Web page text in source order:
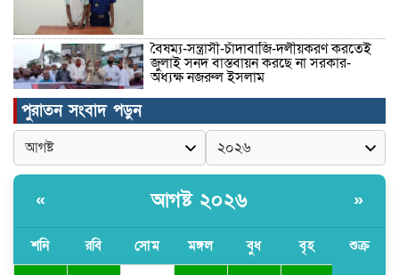
বৈষম্য-সন্ত্রাসী-চাঁদাবাজি-দলীয়করণ করতেই
জুলাই সনদ বাস্তবায়ন করছে না সরকার-
অধ্যক্ষ নজরুল ইসলাম
ঠাকুরগাঁওয়ে ইজিবাইক চোরচক্রের ৩ সদস্য
গ্রেপ্তার, বিপুল পরিমাণ যন্ত্রাংশ উদ্ধার ‎
মুন্সীগঞ্জের টংগীবাড়ীতে ৭ ফুট ৬ ইঞ্চি উচ্চতার
পুরাতন সংবাদ পড়ুন
« আগষ্ট ২০২৬ »
শনি রবি সোম মঙ্গল বুধ বৃহ শুক্র